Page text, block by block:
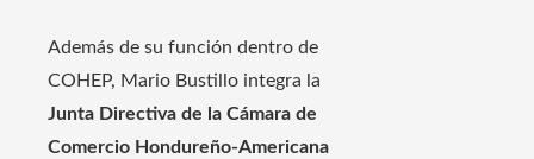
Además de su función dentro de
COHEP, Mario Bustillo integra la
Junta Directiva de la Cámara de
Comercio Hondureño-Americana